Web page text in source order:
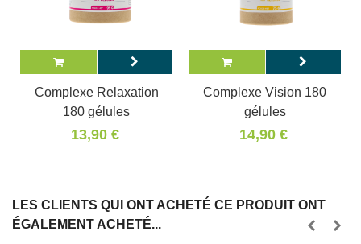
Complexe Relaxation
180 gélules
13,90 €
Complexe Vision 180
gélules
14,90 €
LES CLIENTS QUI ONT ACHETÉ CE PRODUIT ONT
ÉGALEMENT ACHETÉ...